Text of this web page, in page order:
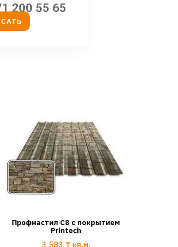
200 55 65
Профнастил С8 с покрытием
Printech
3 583 ₸ кв.м.